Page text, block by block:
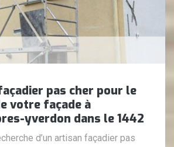
pas cher pour le
votre façade à
yverdon dans le 1442
d’un artisan façadier pas